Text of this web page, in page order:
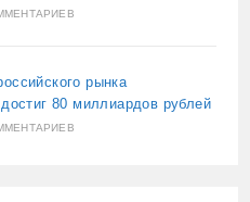
рынка
достиг 80 миллиардов рублей